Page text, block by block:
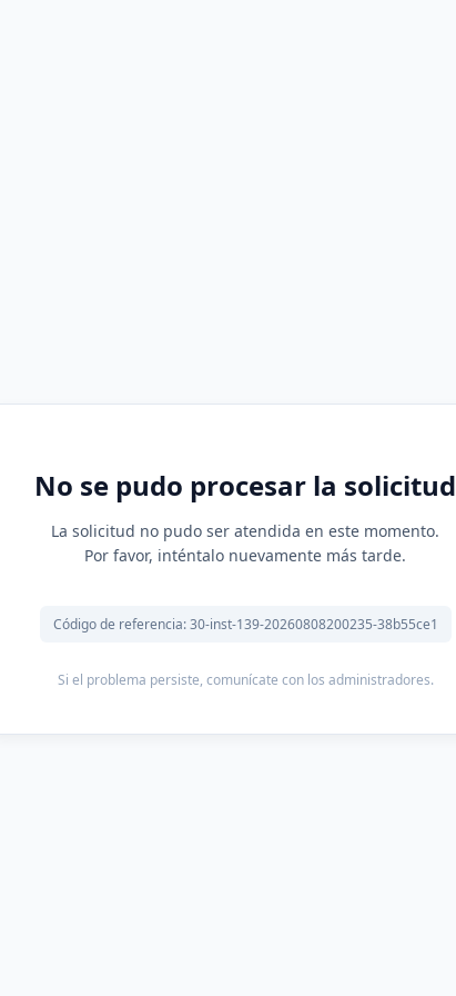
No se pudo procesar la solicitud
La solicitud no pudo ser atendida en este momento.
Por favor, inténtalo nuevamente más tarde.
Código de referencia: 30-inst-139-20260808200235-38b55ce1
Si el problema persiste, comunícate con los administradores.